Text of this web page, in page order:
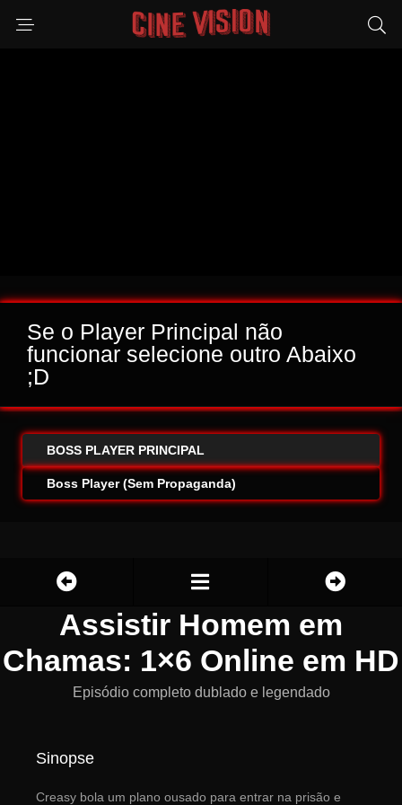
Se o Player Principal não
funcionar selecione outro Abaixo
;D
BOSS PLAYER PRINCIPAL
Boss Player (Sem Propaganda)
Assistir Homem em
Chamas: 1×6 Online em HD
Episódio completo dublado e legendado
Sinopse
Creasy bola um plano ousado para entrar na prisão e